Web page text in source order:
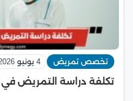
تخصص تمريض 4 يونيو 2026
تكلفة دراسة التمريض في